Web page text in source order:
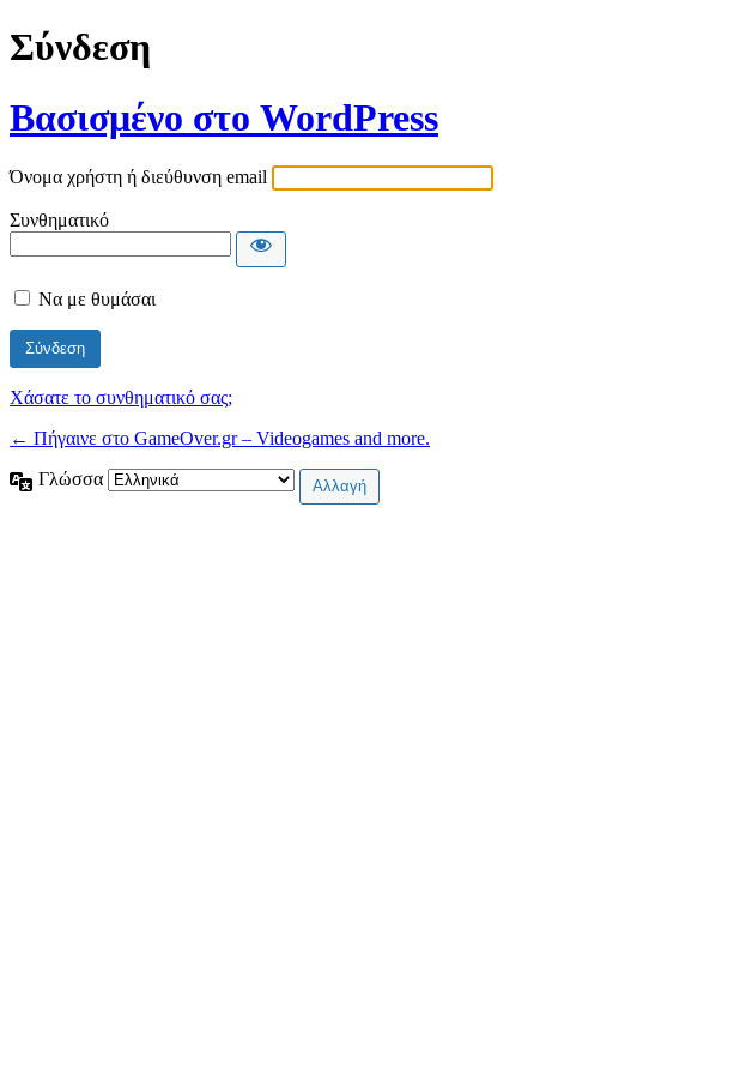
Σύνδεση
Βασισμένο στο WordPress
Όνομα χρήστη ή διεύθυνση email
Συνθηματικό
Να με θυμάσαι
Χάσατε το συνθηματικό σας;
← Πήγαινε στο GameOver.gr – Videogames and more.
Γλώσσα